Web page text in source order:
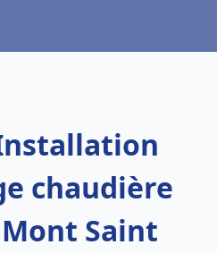
chaudière
Saint